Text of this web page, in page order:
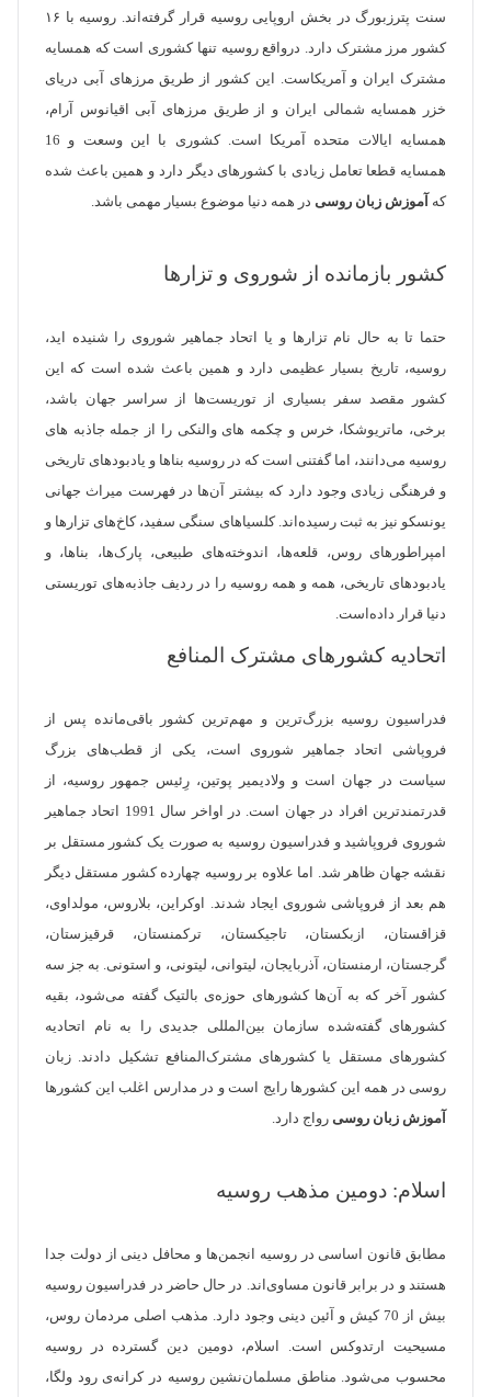
سنت پترزبورگ در بخش اروپایی روسیه قرار گرفته‌اند. روسیه با ۱۶
کشور مرز مشترک دارد. درواقع روسیه تنها کشوری است که همسایه
مشترک ایران و آمریکاست. این کشور از طریق مرز‌های آبی دریای
خزر همسایه شمالی ایران و از طریق مرزهای آبی اقیانوس آرام،
همسایه ایالات متحده آمریکا است. کشوری با این وسعت و 16
همسایه قطعا تعامل زیادی با کشور‌های دیگر دارد و همین باعث شده
که آموزش زبان روسی در همه دنیا موضوع بسیار مهمی باشد.
کشور بازمانده از شوروی و تزارها
حتما تا به حال نام تزار‌ها و یا اتحاد جماهیر شوروی را شنیده اید،
روسیه، تاریخ بسیار عظیمی دارد و همین باعث شده است که این
کشور مقصد سفر بسیاری از توریست‌ها از سراسر جهان باشد،
برخی، ماتریوشکا، خرس و چکمه های والنکی را از جمله جاذبه های
روسیه می‌دانند، اما گفتنی است که در روسیه بناها و یادبودهای تاریخی
و فرهنگی زیادی وجود دارد که بیشتر آن‌ها در فهرست میراث جهانی
یونسکو نیز به ثبت رسیده‌اند. کلسیا‌های سنگی سفید، کاخ‌های تزارها و
امپراطورهای روس، قلعه‌ها، اندوخته‌های طبیعی، پارک‌ها، بناها، و
یادبودهای تاریخی، همه و همه روسیه را در ردیف جاذبه‌های توریستی
دنیا قرار داده‌است.
اتحادیه کشورهای مشترک المنافع
فدراسیون روسیه بزرگ‌ترین و مهم‌ترین کشور باقی‌مانده پس از
فروپاشی اتحاد جماهیر شوروی است، یکی از قطب‌های بزرگ
سیاست در جهان است و ولادیمیر پوتین، رِئیس جمهور روسیه، از
قدرتمند‌ترین افراد در جهان است. در اواخر سال 1991 اتحاد جماهیر
شوروی فروپاشید و فدراسیون روسیه به صورت یک کشور مستقل بر
نقشه جهان ظاهر شد. اما علاوه بر روسیه چهارده کشور مستقل دیگر
هم بعد از فروپاشی شوروی ایجاد شدند. اوکراین، بلاروس، مولداوی،
قزاقستان، ازبکستان، تاجیکستان، ترکمنستان، قرقیزستان،
گرجستان، ارمنستان، آذربایجان، لیتوانی، لیتونی، و استونی. به جز سه
کشور آخر که به آن‌ها کشور‌های حوزه‌ی بالتیک گفته می‌شود، بقیه
کشور‌های گفته‌شده سازمان بین‌المللی جدیدی را به نام اتحادیه
کشورهای مستقل یا کشور‌های مشترک‌المنافع تشکیل دادند. زبان
روسی در همه این کشور‌ها رایج است و در مدارس اغلب این کشور‌ها
آموزش زبان روسی رواج دارد.
اسلام: دومین مذهب روسیه
مطابق قانون اساسی در روسیه انجمن‌ها و محافل دینی از دولت جدا
هستند و در برابر قانون مساوی‌اند. در حال حاضر در فدراسیون روسیه
بیش از 70 کیش و آئین دینی وجود دارد. مذهب اصلی مردمان روس،
مسیحیت ارتدوکس است. اسلام، دومین دین گسترده در روسیه
محسوب می‌شود. مناطق مسلمان‌نشین روسیه در کرانه‌ی رود ولگا،